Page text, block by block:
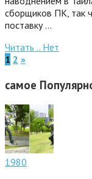
сборщиков ПК, так
поставку …
Читать .. Нет
1 2 »
самое
1980